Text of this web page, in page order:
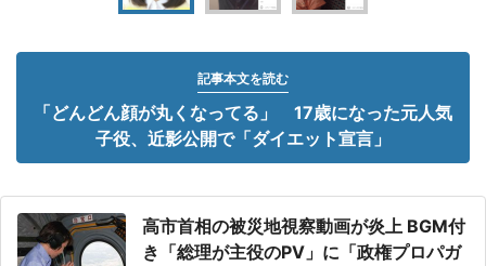
記事本文を読む
「どんどん顔が丸くなってる」 17歳になった元人気
子役、近影公開で「ダイエット宣言」
高市首相の被災地視察動画が炎上 BGM付
き「総理が主役のPV」に「政権プロパガ